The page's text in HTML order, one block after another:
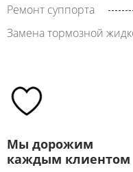
Ремонт суппорта
Замена тормозной
Мы дорожим
каждым клиентом